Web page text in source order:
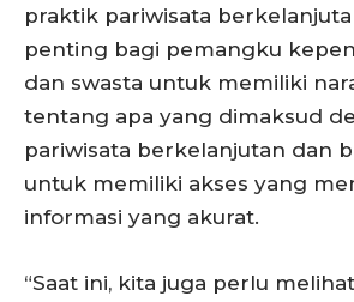
praktik pariwisata
penting bagi pemangku
dan swasta untuk memiliki
tentang apa yang dimaksud
pariwisata berkelanjutan dan
untuk memiliki akses yang
informasi yang akurat.
“Saat ini, kita juga perlu